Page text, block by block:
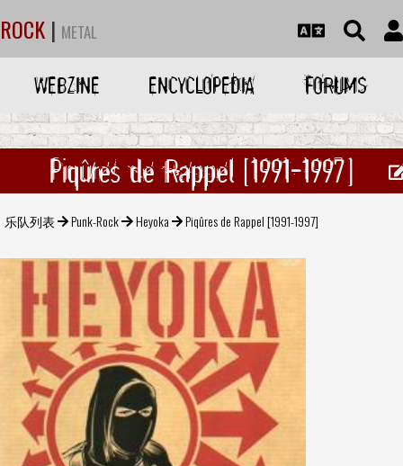
ROCK | METAL
WEBZINE ENCYCLOPEDIA FORUMS
Piqûres de Rappel [1991-1997]
乐队列表 Punk-Rock Heyoka Piqûres de Rappel [1991-1997]